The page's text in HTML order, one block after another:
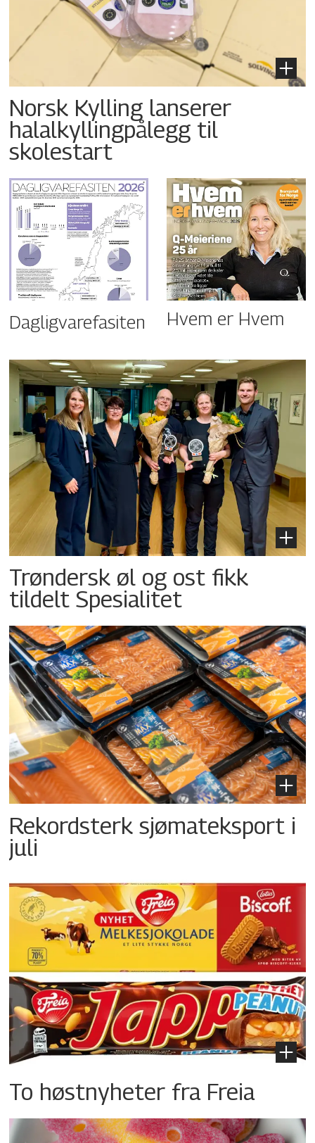
Norsk Kylling lanserer
halalkyllingpålegg til
skolestart
Dagligvarefasiten Hvem er Hvem
Trøndersk øl og ost fikk
tildelt Spesialitet
Rekordsterk sjømateksport i
juli
To høstnyheter fra Freia